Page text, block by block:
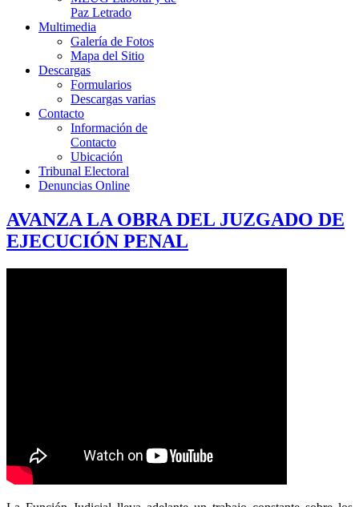
Paz Letrado
Multimedia
Galería de Fotos
Mapa del Sitio
Descargas
Formularios
Descargas varias
Contacto
Información de
Contacto
Ubicación
Tribunal Electoral
Denuncias Online
AVANZA LA OBRA DEL JUZGADO DE
EJECUCIÓN PENAL